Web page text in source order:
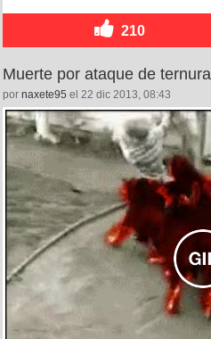
210
Muerte por ataque de ternura
por naxete95 el 22 dic 2013, 08:43